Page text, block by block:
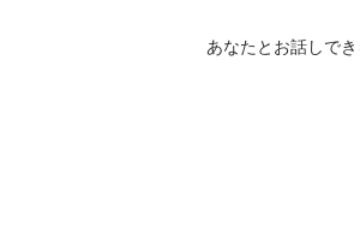
あなたとお話しで